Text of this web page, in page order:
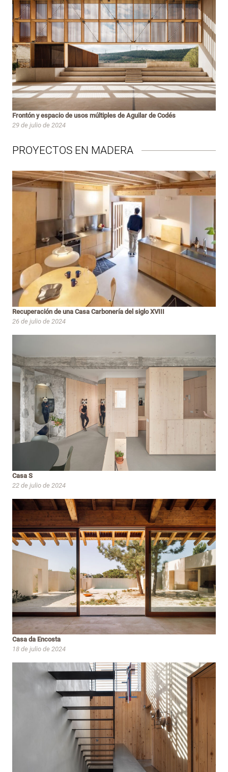
Frontón y espacio de usos múltiples de Aguilar de Codés
29 de julio de 2024
PROYECTOS EN MADERA
Recuperación de una Casa Carbonería del siglo XVIII
26 de julio de 2024
Casa S
22 de julio de 2024
Casa da Encosta
18 de julio de 2024